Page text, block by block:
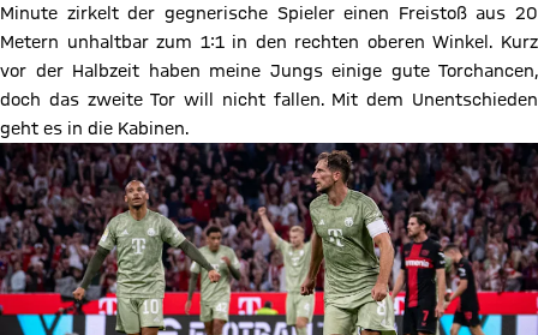
Minute zirkelt der gegnerische Spieler einen Freistoß aus 20
Metern unhaltbar zum 1:1 in den rechten oberen Winkel. Kurz
vor der Halbzeit haben meine Jungs einige gute Torchancen,
doch das zweite Tor will nicht fallen. Mit dem Unentschieden
geht es in die Kabinen.